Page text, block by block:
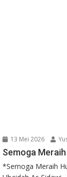
13 Mei 2026
Semoga
*Semoga Meraih